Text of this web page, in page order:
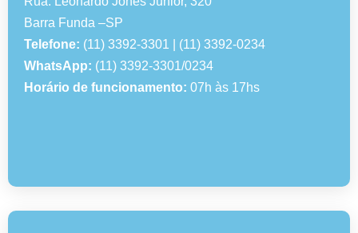
Barra Funda –SP
Telefone: (11) 3392-3301 | (11) 3392-0234
WhatsApp: (11) 3392-3301/0234
Horário de funcionamento: 07h às 17hs